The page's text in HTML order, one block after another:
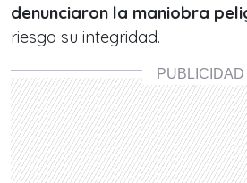
denunciaron la maniobra
riesgo su integridad.